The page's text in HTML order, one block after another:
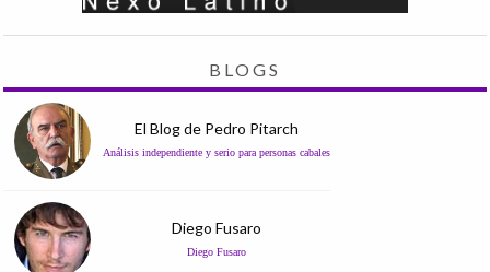
BLOGS
El Blog de Pedro Pitarch
Análisis independiente y serio para personas cabales
Diego Fusaro
Diego Fusaro